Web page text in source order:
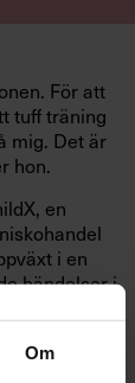
Om
För att
tuff träning
mig. Det är
hon.
en
i en
händelser i